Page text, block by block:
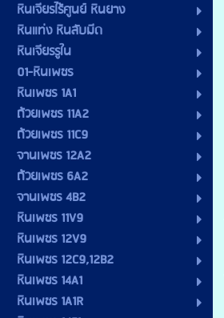
หินเจียรไร้ศูนย์ หินยาง
หินแท่ง หินลับมีด
หินเจียรรูใน
01-หินเพชร
หินเพชร 1A1
ถ้วยเพชร 11A2
ถ้วยเพชร 11C9
จานเพชร 12A2
ถ้วยเพชร 6A2
จานเพชร 4B2
หินเพชร 11V9
หินเพชร 12V9
หินเพชร 12C9,12B2
หินเพชร 14A1
หินเพชร 1A1R